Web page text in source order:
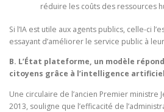
réduire les coûts des ressources
Si l’IA est utile aux agents publics, celle-ci
essayant d’améliorer le service public à
B. L’État plateforme, un modèle
citoyens grâce à l’intelligence
Une circulaire de l’ancien Premier ministre
2013, souligne que l’efficacité de